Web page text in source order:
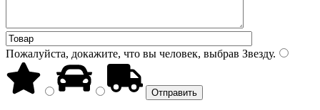
Пожалуйста, докажите, что вы человек, выбрав Звезду.